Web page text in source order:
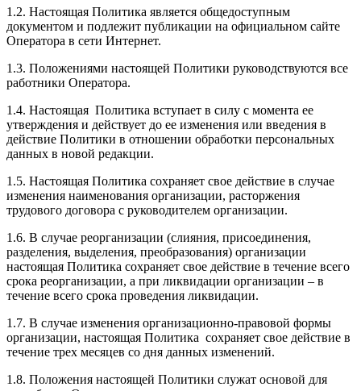
1.2. Настоящая Политика является общедоступным
документом и подлежит публикации на официальном сайте
Оператора в сети Интернет.
1.3. Положениями настоящей Политики руководствуются все
работники Оператора.
1.4. Настоящая Политика вступает в силу с момента ее
утверждения и действует до ее изменения или введения в
действие Политики в отношении обработки персональных
данных в новой редакции.
1.5. Настоящая Политика сохраняет свое действие в случае
изменения наименования организации, расторжения
трудового договора с руководителем организации.
1.6. В случае реорганизации (слияния, присоединения,
разделения, выделения, преобразования) организации
настоящая Политика сохраняет свое действие в течение всего
срока реорганизации, а при ликвидации организации – в
течение всего срока проведения ликвидации.
1.7. В случае изменения организационно-правовой формы
организации, настоящая Политика сохраняет свое действие в
течение трех месяцев со дня данных изменений.
1.8. Положения настоящей Политики служат основой для